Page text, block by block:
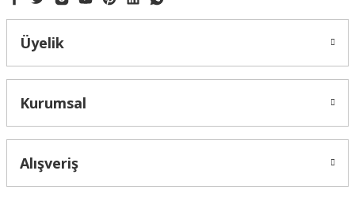
Üyelik
Kurumsal
Alışveriş